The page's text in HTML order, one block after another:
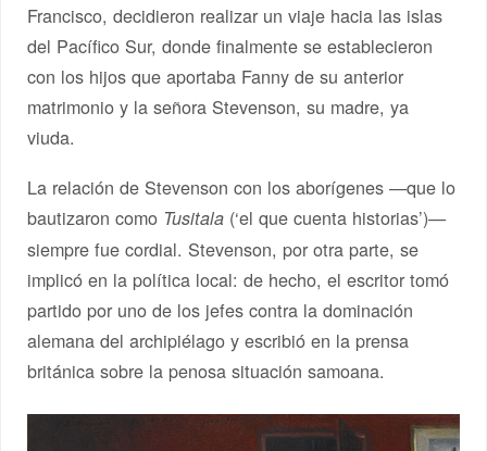
Francisco, decidieron realizar un viaje hacia las islas
del Pacífico Sur, donde finalmente se establecieron
con los hijos que aportaba Fanny de su anterior
matrimonio y la señora Stevenson, su madre, ya
viuda.
La relación de Stevenson con los aborígenes —que lo
bautizaron como Tusitala (‘el que cuenta historias’)—
siempre fue cordial. Stevenson, por otra parte, se
implicó en la política local: de hecho, el escritor tomó
partido por uno de los jefes contra la dominación
alemana del archipiélago y escribió en la prensa
británica sobre la penosa situación samoana.